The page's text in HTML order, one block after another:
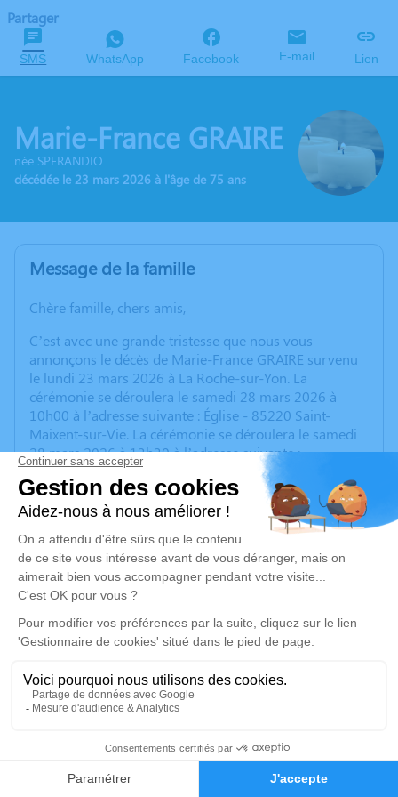
Faire-part Hommages
Partager
SMS WhatsApp Facebook E-mail Lien
Marie-France GRAIRE
née SPERANDIO
décédée le 23 mars 2026 à l'âge de 75 ans
Message de la famille
Chère famille, chers amis,
C’est avec une grande tristesse que nous vous
annonçons le décès de Marie-France GRAIRE survenu
le lundi 23 mars 2026 à La Roche-sur-Yon. La
cérémonie se déroulera le samedi 28 mars 2026 à
10h00 à l’adresse suivante : Église - 85220 Saint-
Maixent-sur-Vie. La cérémonie se déroulera le samedi
28 mars 2026 à 13h30 à l’adresse suivante :
Crématorium de Challans - 27 Chemin des Bretellières
- 85300 Challans.
Nous vous invitons à utiliser cet espace pour laisser
vos condoléances, partager des photos souvenirs, une
anecdote ou exprimer vos pensées à travers des
poèmes ou des textes. Cet endroit est un lieu
d'expression dédié à honorer la mémoire de Marie-
France GRAIRE.
samedi 28 mars 2026 à 13h30
Crématorium de Challans
27 Chemin des Bretellières